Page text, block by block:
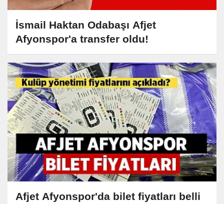
İsmail Haktan Odabaşı Afjet
Afyonspor'a transfer oldu!
Afjet Afyonspor'da bilet fiyatları belli